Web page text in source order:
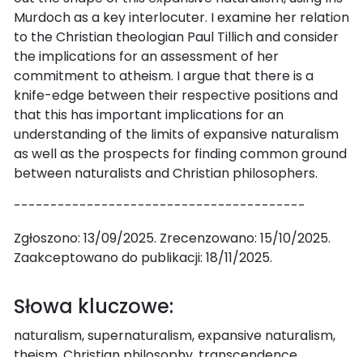
Murdoch as a key interlocuter. I examine her relation
to the Christian theologian Paul Tillich and consider
the implications for an assessment of her
commitment to atheism. I argue that there is a
knife-edge between their respective positions and
that this has important implications for an
understanding of the limits of expansive naturalism
as well as the prospects for finding common ground
between naturalists and Christian philosophers.
----------------------------------------
Zgłoszono: 13/09/2025. Zrecenzowano: 15/10/2025.
Zaakceptowano do publikacji: 18/11/2025.
Słowa kluczowe:
naturalism, supernaturalism, expansive naturalism,